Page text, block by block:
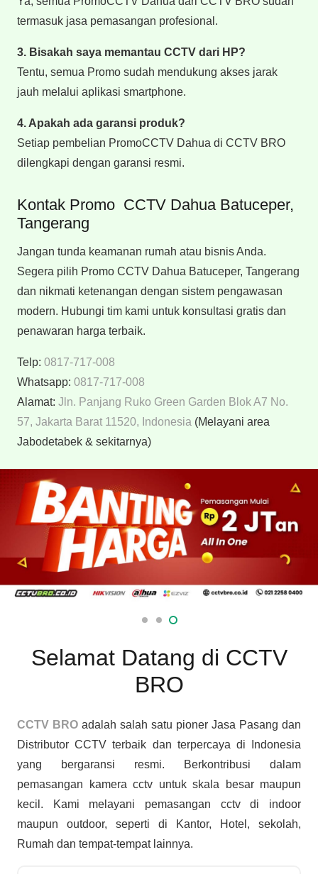
termasuk jasa pemasangan profesional.
3. Bisakah saya memantau CCTV dari HP?
Tentu, semua Promo sudah mendukung akses jarak
jauh melalui aplikasi smartphone.
4. Apakah ada garansi produk?
Setiap pembelian PromoCCTV Dahua di CCTV BRO
dilengkapi dengan garansi resmi.
Kontak Promo CCTV Dahua Batuceper,
Tangerang
Jangan tunda keamanan rumah atau bisnis Anda.
Segera pilih Promo CCTV Dahua Batuceper, Tangerang
dan nikmati ketenangan dengan sistem pengawasan
modern. Hubungi tim kami untuk konsultasi gratis dan
penawaran harga terbaik.
Telp: 0817-717-008
Whatsapp: 0817-717-008
Alamat: Jln. Panjang Ruko Green Garden Blok A7 No.
57, Jakarta Barat 11520, Indonesia (Melayani area
Jabodetabek & sekitarnya)
Selamat Datang di CCTV
BRO
CCTV BRO adalah salah satu pioner Jasa Pasang dan
Distributor CCTV terbaik dan terpercaya di Indonesia
yang bergaransi resmi. Berkontribusi dalam
pemasangan kamera cctv untuk skala besar maupun
kecil. Kami melayani pemasangan cctv di indoor
maupun outdoor, seperti di Kantor, Hotel, sekolah,
Rumah dan tempat-tempat lainnya.